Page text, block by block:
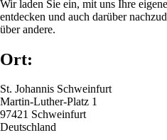
Wir laden Sie ein, mit uns Ihre
entdecken und auch darüber
über andere.
Ort:
St. Johannis Schweinfurt
Martin-Luther-Platz 1
97421 Schweinfurt
Deutschland